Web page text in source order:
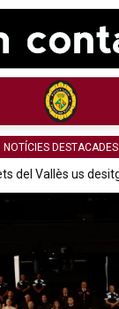
NOTÍCIES DESTACADES
del Vallès us